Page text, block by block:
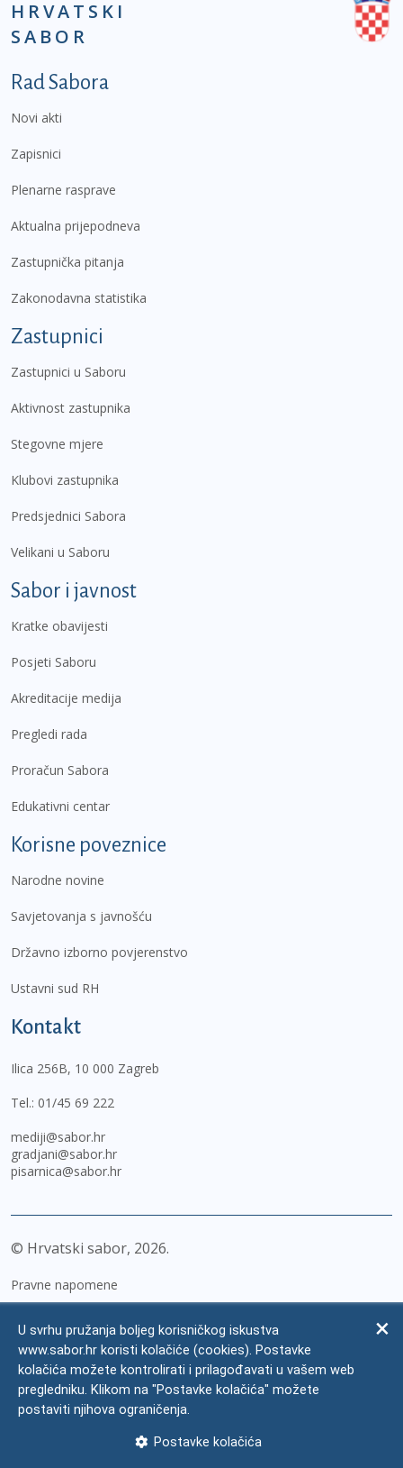
HRVATSKI
SABOR
Podnožje prvi izbornik
Rad Sabora
Novi akti
Zapisnici
Plenarne rasprave
Aktualna prijepodneva
Zastupnička pitanja
Zakonodavna statistika
Zastupnici
Zastupnici u Saboru
Aktivnost zastupnika
Stegovne mjere
Klubovi zastupnika
Predsjednici Sabora
Velikani u Saboru
Sabor i javnost
Kratke obavijesti
Posjeti Saboru
Akreditacije medija
Pregledi rada
Proračun Sabora
Edukativni centar
Korisne poveznice
Narodne novine
Savjetovanja s javnošću
Državno izborno povjerenstvo
Ustavni sud RH
Kontakt
Ilica 256B, 10 000 Zagreb
Tel.: 01/45 69 222
mediji@sabor.hr
gradjani@sabor.hr
pisarnica@sabor.hr
© Hrvatski sabor, 2026
Pravne napomene
Zaštita osobnih podataka
Impressum
Česta pitanja
U svrhu pružanja boljeg korisničkog iskustva
www.sabor.hr koristi kolačiće (cookies). Postavke
kolačića možete kontrolirati i prilagođavati u vašem web
pregledniku. Klikom na "Postavke kolačića" možete
postaviti njihova ograničenja.
Postavke kolačića